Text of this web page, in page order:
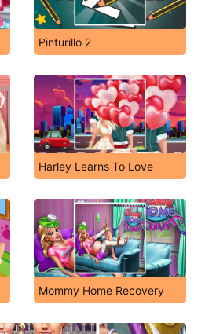
Pinturillo 2
Harley Learns To Love
Mommy Home Recovery